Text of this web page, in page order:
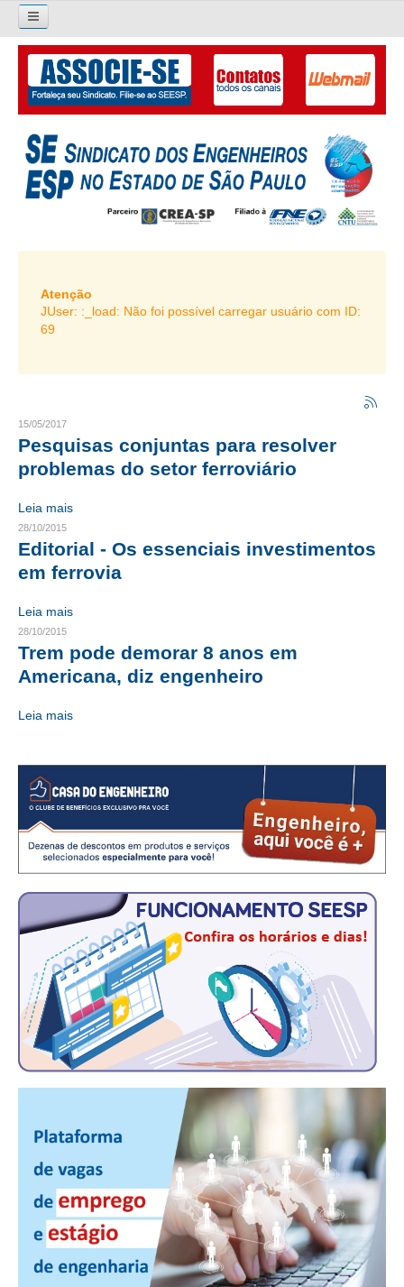
Pesquisar...
O SINDICATO
APRESENTAÇÃO
PALAVRA DO PRESIDENTE
DIRETORIA
LIVRO GESTÃO 2026-2029
SUBSEDES SINDICAIS
CRESCE BRASIL
CONSELHO TECNOLÓGICO
HISTÓRICO E ATUAÇÃO
COMPOSIÇÃO
CONSELHOS ASSESSORES
PERSONALIDADES DA TECNOLOGIA
NÚCLEO DA MULHER ENGENHEIRA
CONSULTORIA
ACORDOS, CONVENÇÕES E DISSÍDIOS
CONTRIBUIÇÕES
CONTRIBUIÇÃO ASSISTENCIAL
CONTRIBUIÇÃO ASSOCIATIVA OU ANUIDADE DE SÓCIO
CONTRIBUIÇÃO SINDICAL URBANA
REVISÃO DE APOSENTADORIA
FGTS EXPURGOS
FGTS CORREÇÃO
LEI 4.950-A/1966 – PISO SALARIAL
LEI 5.194/1966 – REGULAMENTAÇÃO DA PROFISSÃO
LEI 6.496/1977 – ART
RES 1.002/2002 – CÓDIGO DE ÉTICA
Atenção
JUser: :_load: Não foi possível carregar usuário com ID:
69
15/05/2017
Pesquisas conjuntas para resolver
problemas do setor ferroviário
Leia mais
28/10/2015
Editorial - Os essenciais investimentos
em ferrovia
Leia mais
28/10/2015
Trem pode demorar 8 anos em
Americana, diz engenheiro
Leia mais